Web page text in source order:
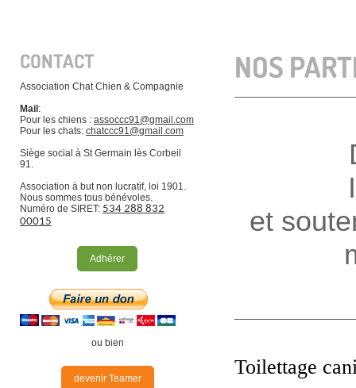
CONTACT
Association Chat Chien & Compagnie
Mail :
Pour les chiens : assoccc91@gmail.com
Pour les chats: chatccc91@gmail.com
Siège social à St Germain lès Corbeil
91.
Association à but non lucratif, loi 1901.
Nous sommes tous bénévoles.
Numéro de SIRET: 534 288 832
00015
Adhérer
ou bien
devenir Teamer
NOS
et
Toilettage